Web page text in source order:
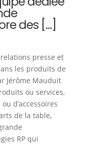
des […]
presse et
les produits de
Jérôme Mauduit
ou services,
d’accessoires
de la table,
RP qui